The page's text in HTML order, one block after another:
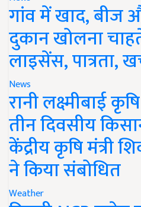
गांव में खाद, बीज
दुकान खोलना
लाइसेंस, पात्रता,
News
रानी लक्ष्मीबाई
तीन दिवसीय
केंद्रीय कृषि मंत्री
ने किया संबोधित
Weather